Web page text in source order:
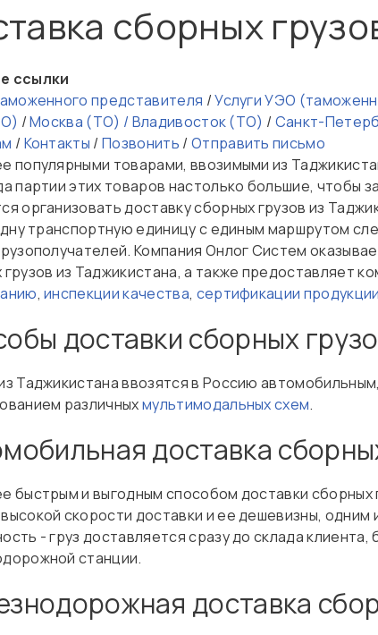
сборных
ссылки
представителя /Услуги УЭО
/Москва (ТО) / Владивосток (ТО) / Санкт-
/ Контакты /Позвонить / Отправить письмо
популярными товарами, ввозимыми из
партии этих товаров настолько большие,
организовать доставку сборных грузов из
транспортную единицу с единым маршрутом
Компания Онлог Систем
из Таджикистана, а также предоставляет
,инспекции качества, сертификации продукции
доставки сборных
Таджикистана ввозятся в Россию
различныхмультимодальных схем.
доставка
быстрым и выгодным способом доставки сборных
скорости доставки и ее дешевизны,
- груз доставляется сразу до склада
станции.
доставка